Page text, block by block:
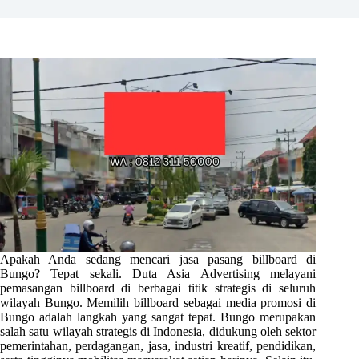
Apakah Anda sedang mencari jasa pasang billboard di
Bungo? Tepat sekali. Duta Asia Advertising melayani
pemasangan billboard di berbagai titik strategis di seluruh
wilayah Bungo. Memilih billboard sebagai media promosi di
Bungo adalah langkah yang sangat tepat. Bungo merupakan
salah satu wilayah strategis di Indonesia, didukung oleh sektor
pemerintahan, perdagangan, jasa, industri kreatif, pendidikan,